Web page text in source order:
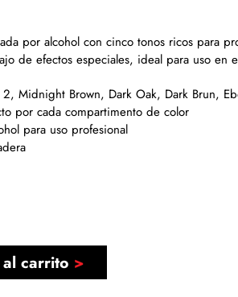
por alcohol con cinco tonos ricos para
de efectos especiales, ideal para uso en
2, Midnight Brown, Dark Oak, Dark Brun,
por cada compartimento de color
para uso profesional
carrito